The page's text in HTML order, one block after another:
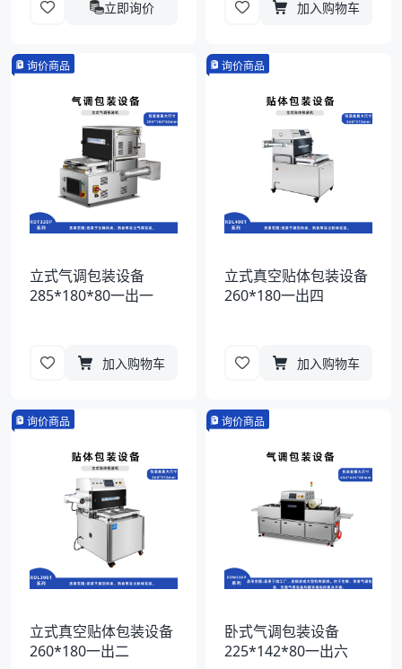
立即询价 加入购物车
询价商品
立式气调包装设备
285*180*80一出一
加入购物车
询价商品
立式真空贴体包装设备
260*180一出四
加入购物车
询价商品
立式真空贴体包装设备
260*180一出二
询价商品
卧式气调包装设备
225*142*80一出六